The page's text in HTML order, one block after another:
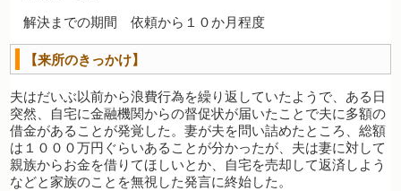
解決までの期間 依頼から１０か月程度
【来所のきっかけ】
夫はだいぶ以前から浪費行為を繰り返していたようで、ある日
突然、自宅に金融機関からの督促状が届いたことで夫に多額の
借金があることが発覚した。妻が夫を問い詰めたところ、総額
は１０００万円ぐらいあることが分かったが、夫は妻に対して
親族からお金を借りてほしいとか、自宅を売却して返済しよう
などと家族のことを無視した発言に終始した。